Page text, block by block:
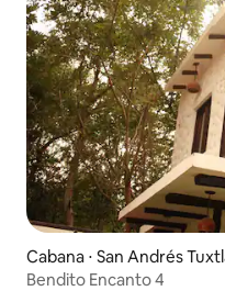
Cabana ⋅ San Andrés
Bendito Encanto 4